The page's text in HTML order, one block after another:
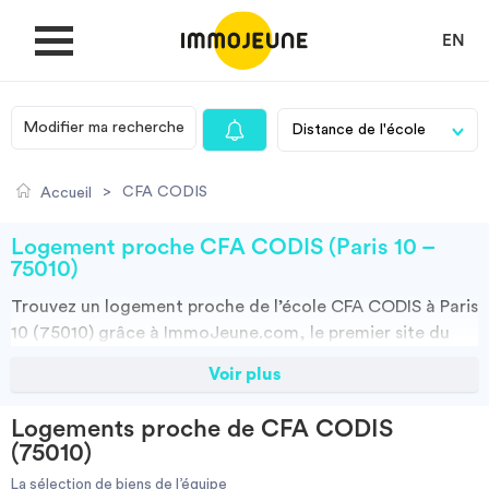
EN
MON COMPTE
Je cherche un logement
Villes
Modifier ma recherche
Accueil > CFA CODIS
Logement proche CFA CODIS (Paris 10 –
75010)
Trouvez un logement proche de l’école CFA CODIS à Paris
10 (75010) grâce à ImmoJeune.com, le premier site du
locations proches de l’CFA CODIS : résidences
colocations. Vous avez tous les choix.
Vous pouvez faire votre recherche en fonction du type de bien à louer,
de la surface, et/ou de la distance des logements proposés par
Voir plus
Logements proche de CFA CODIS
(75010)
La sélection de biens de l’équipe